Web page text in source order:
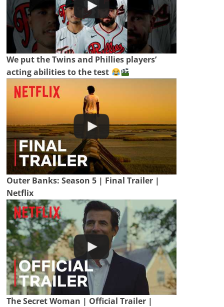
We put the Twins and Phillies players’
acting abilities to the test
Outer Banks: Season 5 | Final Trailer |
Netflix
The Secret Woman | Official Trailer |